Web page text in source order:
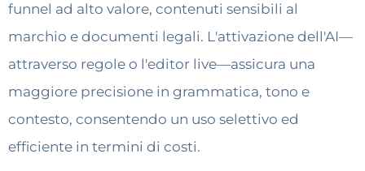
funnel ad alto valore, contenuti sensibili al
marchio e documenti legali. L'attivazione dell'AI—
attraverso regole o l'editor live—assicura una
maggiore precisione in grammatica, tono e
contesto, consentendo un uso selettivo ed
efficiente in termini di costi.